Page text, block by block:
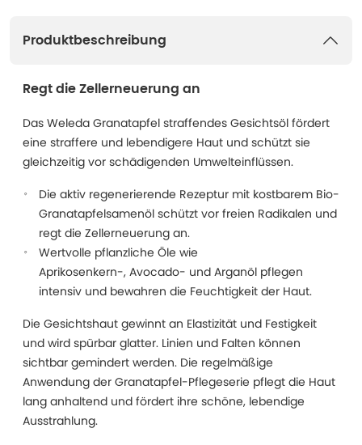
Produktbeschreibung
Regt die Zellerneuerung an
Das Weleda Granatapfel straffendes Gesichtsöl fördert
eine straffere und lebendigere Haut und schützt sie
gleichzeitig vor schädigenden Umwelteinflüssen.
Die aktiv regenerierende Rezeptur mit kostbarem Bio-
Granatapfelsamenöl schützt vor freien Radikalen und
regt die Zellerneuerung an.
Wertvolle pflanzliche Öle wie
Aprikosenkern-, Avocado- und Arganöl pflegen
intensiv und bewahren die Feuchtigkeit der Haut.
Die Gesichtshaut gewinnt an Elastizität und Festigkeit
und wird spürbar glatter. Linien und Falten können
sichtbar gemindert werden. Die regelmäßige
Anwendung der Granatapfel-Pflegeserie pflegt die Haut
lang anhaltend und fördert ihre schöne, lebendige
Ausstrahlung.